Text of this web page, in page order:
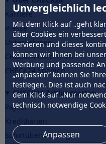
Unvergleichlich
Mit dem Klick auf „geht
über Cookies ein
servieren und dieses
können wir Ihnen bei
Werbung und passende
„anpassen” können Sie
festlegen. Dies ist auch
dem Klick auf „Nur
technisch notwendige
Anpassen
Karriere
Presse
Unternehmen
CHECK24 Österreich
CHECK24 Spanien
CHECK24 Zahlungsarten
PayPal
Sofortüberweisung